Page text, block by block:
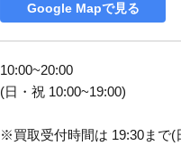
Google Mapで見る
10:00~20:00
(日・祝 10:00~19:00)
※買取受付時間は 19:30まで(